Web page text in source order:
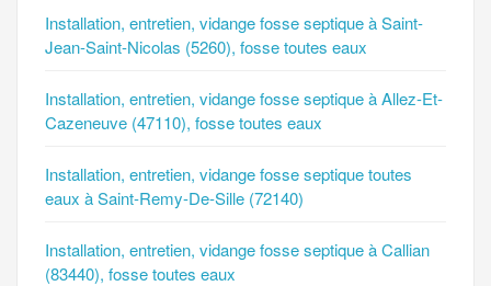
Installation, entretien, vidange fosse septique à Saint-
Jean-Saint-Nicolas (5260), fosse toutes eaux
Installation, entretien, vidange fosse septique à Allez-Et-
Cazeneuve (47110), fosse toutes eaux
Installation, entretien, vidange fosse septique toutes
eaux à Saint-Remy-De-Sille (72140)
Installation, entretien, vidange fosse septique à Callian
(83440), fosse toutes eaux